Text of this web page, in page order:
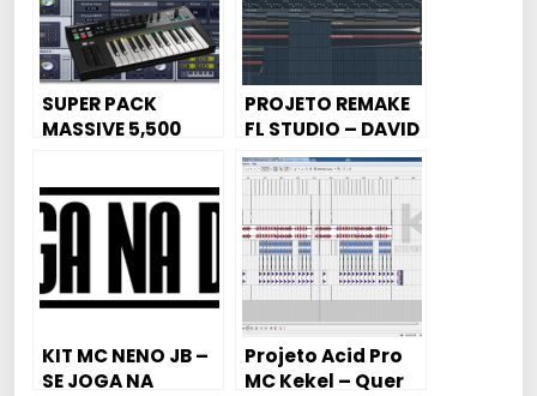
SUPER PACK
MASSIVE 5,500
PROJETO REMAKE
FL STUDIO – DAVID
GUETTA PLAY
HARD
KIT MC NENO JB –
SE JOGA NA
Projeto Acid Pro
MC Kekel – Quer